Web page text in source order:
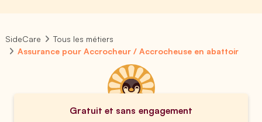
SideCare
Tous les métiers
Assurance pour Accrocheur / Accrocheuse en abattoir
Gratuit et sans engagement